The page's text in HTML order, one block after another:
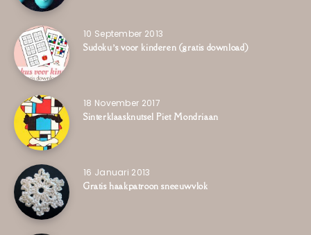
10 September 2013
Sudoku’s voor kinderen (gratis download)
18 November 2017
Sinterklaasknutsel Piet Mondriaan
16 Januari 2013
Gratis haakpatroon sneeuwvlok